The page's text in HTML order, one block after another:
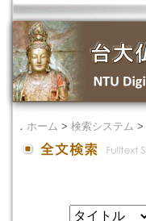
． ホーム > 検索システム >